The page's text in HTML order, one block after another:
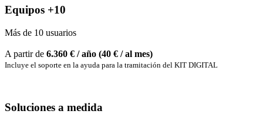
Equipos +10
Más de 10 usuarios
A partir de 6.360 € / año (40 € / al mes)
Incluye el soporte en la ayuda para la tramitación del KIT DIGITAL
Soluciones a medida